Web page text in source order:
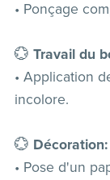
• Ponçage
💮 Travail du
• Application
incolore.
💮 Décoration:
• Pose d'un